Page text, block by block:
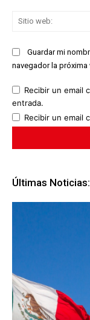
Guardar mi
navegador la próxima
Recibir un email
entrada.
Recibir un email
Últimas Noticias: